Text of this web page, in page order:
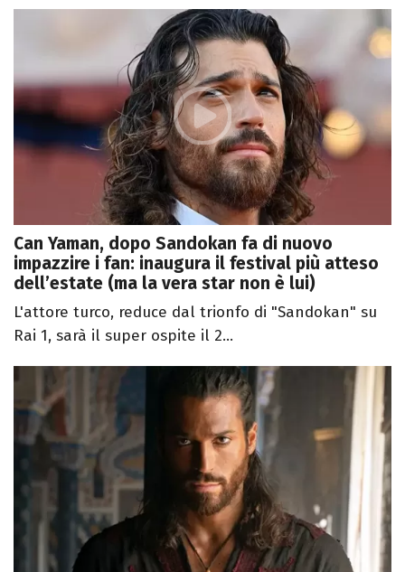
Can Yaman, dopo Sandokan fa di nuovo
impazzire i fan: inaugura il festival più atteso
dell’estate (ma la vera star non è lui)
L'attore turco, reduce dal trionfo di "Sandokan" su
Rai 1, sarà il super ospite il 2...